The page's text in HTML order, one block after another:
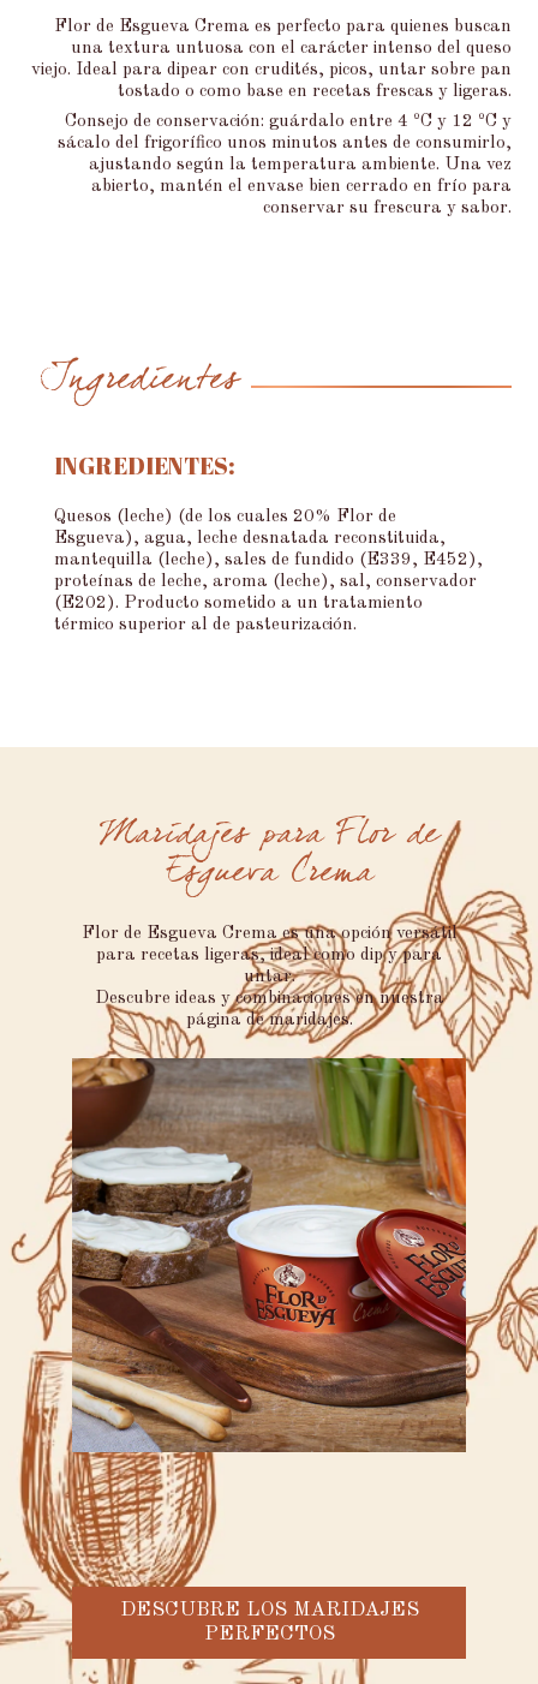
Flor de Esgueva Crema es perfecto para quienes buscan
una textura untuosa con el carácter intenso del queso
viejo. Ideal para dipear con crudités, picos, untar sobre pan
tostado o como base en recetas frescas y ligeras.
Consejo de conservación: guárdalo entre 4 ºC y 12 ºC y
sácalo del frigorífico unos minutos antes de consumirlo,
ajustando según la temperatura ambiente. Una vez
abierto, mantén el envase bien cerrado en frío para
conservar su frescura y sabor.
Ingredientes
INGREDIENTES:
Quesos (leche) (de los cuales 20% Flor de
Esgueva), agua, leche desnatada reconstituida,
mantequilla (leche), sales de fundido (E339, E452),
proteínas de leche, aroma (leche), sal, conservador
(E202). Producto sometido a un tratamiento
térmico superior al de pasteurización.
Maridajes para Flor de
Esgueva Crema
Flor de Esgueva Crema es una opción versátil
para recetas ligeras, ideal como dip y para
untar.
Descubre ideas y combinaciones en nuestra
página de maridajes.
DESCUBRE LOS MARIDAJES
PERFECTOS